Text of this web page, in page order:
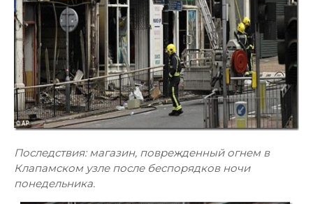
Последствия: магазин, поврежденный огнем в
Клапамском узле после беспорядков ночи
понедельника.